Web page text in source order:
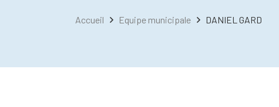
Accueil Equipe municipale DANIEL GARD